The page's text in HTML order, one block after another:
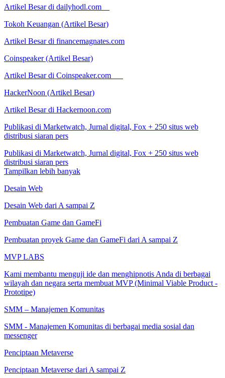
Artikel Besar di dailyhodl.com
Tokoh Keuangan (Artikel Besar)
Artikel Besar di financemagnates.com
Coinspeaker (Artikel Besar)
Artikel Besar di Coinspeaker.com
HackerNoon (Artikel Besar)
Artikel Besar di Hackernoon.com
Publikasi di Marketwatch, Jurnal digital, Fox + 250 situs web
distribusi siaran pers
Publikasi di Marketwatch, Jurnal digital, Fox + 250 situs web
distribusi siaran pers
Tampilkan lebih banyak
Desain Web
Desain Web dari A sampai Z
Pembuatan Game dan GameFi
Pembuatan proyek Game dan GameFi dari A sampai Z
MVP LABS
Kami membantu menguji ide dan menghipnotis Anda di berbagai
wilayah dan negara serta membuat MVP (Minimal Viable Product -
Prototipe)
SMM – Manajemen Komunitas
SMM - Manajemen Komunitas di berbagai media sosial dan
messenger
Penciptaan Metaverse
Penciptaan Metaverse dari A sampai Z